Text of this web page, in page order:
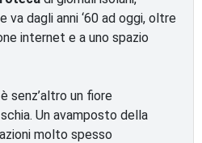
va dagli anni ‘60 ad oggi, oltre
internet e a uno spazio
senz’altro un fiore
Un avamposto della
molto spesso